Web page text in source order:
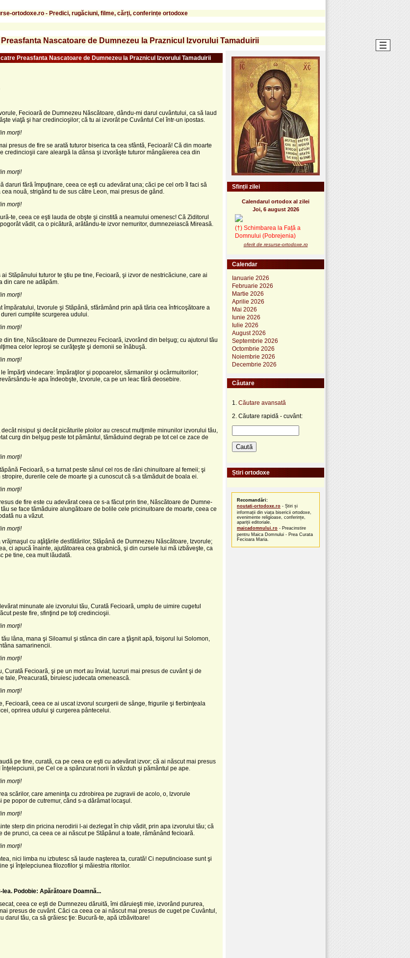
ortodoxe.ro - Predici, rugăciuni, filme, cărți, conferințe ortodoxe
Nascatoare de Dumnezeu la Praznicul Izvorului Tamaduirii
Preasfanta Nascatoare de Dumnezeu la Praznicul Izvorului Tamaduirii
Fecioară de Dumnezeu Născă­toare, dându-mi darul cuvântu­lui, ca să laud
viaţă şi har credincioşilor; că tu ai izvorât pe Cuvântul Cel într-un ipostas.
morţi!
presus de fire se arată tuturor biserica ta cea sfântă, Fecioară! Că din moarte
credincioşii care aleargă la dânsa şi izvorăşte tuturor mângâierea cea din
morţi!
daruri fără împuţinare, ceea ce eşti cu adevărat una; căci pe cel orb îl faci să
nouă, strigând tu de sus către Leon, mai presus de gând.
morţi!
te, ceea ce eşti lauda de obşte şi cin­stită a neamului omenesc! Că Ziditorul
vădit, ca o picătură, arătându-te izvor nemuritor, dumnezeiască Mireasă.
ai Stă­pânului tuturor te ştiu pe tine, Fecioară, şi izvor de nestricăciune, care ai
din care ne adăpăm.
morţi!
împăra­tului, Izvorule şi Stăpână, sfărâ­mând prin apă tăria cea înfricoşătoare a
cumplite scurgerea udului.
morţi!
din tine, Născătoare de Dumnezeu Fecioară, izvorând din belşug; cu ajutorul tău
celor leproşi se curăţeşte şi de­monii se înăbuşă.
morţi!
îm­părţi vindecare: împăraţilor şi popoarelor, sărmanilor şi ocârmuitorilor;
le apa îndeobşte, Izvorule, ca pe un leac fără deosebire.
nisipul şi decât picăturile ploilor au crescut mulţimile mi­nunilor izvorului tău,
curg din belşug peste tot pământul, tămăduind degrab pe tot cel ce zace de
morţi!
Fecioară, s-a turnat peste sânul cel ros de răni chinuitoare al femeii; şi
durerile cele de moarte şi a cunos­cut că s-a tămăduit de boala ei.
morţi!
de fire este cu adevărat ceea ce s-a făcut prin tine, Născătoare de Dumne­
se face tămăduire alungătoare de bolile cele pricinuitoare de moarte, ceea ce
nu a văzut.
morţi!
cu aţâţările desfătărilor, Stăpână de Dumnezeu Născătoare, Izvorule;
ci apucă înainte, ajutătoarea cea grabnică, şi din cursele lui mă izbăveşte, ca
pe tine, cea mult lăudată.
minunate ale izvorului tău, Curată Fecioară, umplu de uimire cugetul
peste fire, sfinţind pe toţi credincioşii.
morţi!
lâna, mana şi Siloamul şi stânca din care a ţâşnit apă, foişorul lui Solomon,
samarinencii.
morţi!
Curată Fecioară, şi pe un mort au înviat, lucruri mai presus de cuvânt şi de
tale, Prea­curată, biruiesc judecata ome­nească.
morţi!
Fecioară, ceea ce ai uscat izvorul scurgerii de sânge, frigurile şi fierbinţeala
oprirea udului şi curgerea pântecelui.
pe tine, curată, ca pe ceea ce eşti cu adevărat izvor; că ai născut mai presus
pe Cel ce a spânzurat norii în văzduh şi pământul pe ape.
morţi!
scă­rilor, care ameninţa cu zdrobirea pe zugravii de acolo, o, Izvorule
pe popor de cutremur, când s-a dărâmat locaşul.
morţi!
sterp din pricina nerodirii l-ai dezlegat în chip vădit, prin apa izvorului tău; că
de prunci, ca ceea ce ai născut pe Stă­pânul a toate, rămânând fecioară.
morţi!
nici limba nu izbutesc să laude naşte­rea ta, curată! Ci neputincioase sunt şi
şi înţelepciunea filozofilor şi măies­tria ritorilor.
lea. Podobie: Apărătoare Doamnă...
ceea ce eşti de Dumnezeu dăruită, îmi dăruieşti mie, izvorând pururea,
presus de cuvânt. Căci ca ceea ce ai născut mai presus de cuget pe Cu­vântul,
darul tău, ca să grăiesc ţie: Bucură-te, apă izbăvitoare!
Sfinții zilei
Calendarul ortodox al zilei
Joi, 6 august 2026
(†) Schimbarea la Față a
Domnului (Pobrejenia)
oferit de resurse-ortodoxe.ro
Calendar
Ianuarie 2026
Februarie 2026
Martie 2026
Aprilie 2026
Mai 2026
Iunie 2026
Iulie 2026
August 2026
Septembrie 2026
Octombrie 2026
Noiembrie 2026
Decembrie 2026
Căutare
1. Căutare avansată
2. Căutare rapidă - cuvânt:
Știri ortodoxe
Recomandări:
noutati-ortodoxe.ro - Știri și
informații din viața bisericii ortodoxe,
evenimente religioase, conferințe,
apariții editoriale.
maicadomnului.ro - Preacinstire
pentru Maica Domnului - Prea Curata
Fecioara Maria.